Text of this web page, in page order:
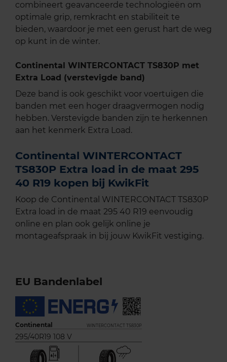
combineert geavanceerde technologieën om
optimale grip, remkracht en stabiliteit te
bieden, waardoor je met een gerust hart de weg
op kunt in de winter.
Continental WINTERCONTACT TS830P met
Extra Load (verstevigde band)
Deze band is ook geschikt voor voertuigen die
banden met een hoger draagvermogen nodig
hebben. Verstevigde banden zijn te herkennen
aan het kenmerk Extra Load.
Continental WINTERCONTACT
TS830P Extra load in de maat 295
40 R19 kopen bij KwikFit
Koop de Continental WINTERCONTACT TS830P
Extra load in de maat 295 40 R19 eenvoudig
online en plan ook gelijk online je
montageafspraak in bij jouw KwikFit vestiging.
EU Bandenlabel
Continental WINTERCONTACT TS830P
295/40R19 108 V